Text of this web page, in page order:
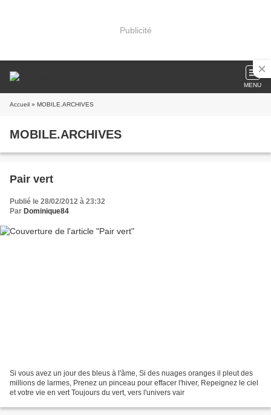
Publicité
MENU
Accueil » MOBILE.ARCHIVES
MOBILE.ARCHIVES
Pair vert
Publié le 28/02/2012 à 23:32
Par Dominique84
Si vous avez un jour des bleus à l'âme, Si des nuages oranges il pleut des
millions de larmes, Prenez un pinceau pour effacer l'hiver, Repeignez le ciel
et votre vie en vert Toujours du vert, vers l'univers vair